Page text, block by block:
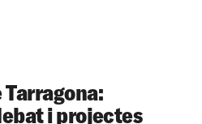
i projectes